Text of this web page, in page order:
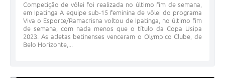
Competição de vôlei foi realizada no último fim de semana,
em Ipatinga A equipe sub-15 feminina de vôlei do programa
Viva o Esporte/Ramacrisna voltou de Ipatinga, no último fim
de semana, com nada menos que o título da Copa Usipa
2023. As atletas betinenses venceram o Olympico Clube, de
Belo Horizonte,...